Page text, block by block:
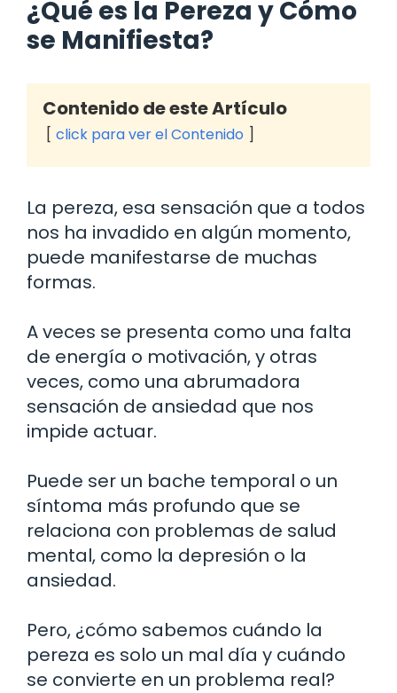
¿Qué es la Pereza y Cómo
se Manifiesta?
Contenido de este Artículo
click para ver el Contenido
La pereza, esa sensación que a todos
nos ha invadido en algún momento,
puede manifestarse de muchas
formas.
A veces se presenta como una falta
de energía o motivación, y otras
veces, como una abrumadora
sensación de ansiedad que nos
impide actuar.
Puede ser un bache temporal o un
síntoma más profundo que se
relaciona con problemas de salud
mental, como la depresión o la
ansiedad.
Pero, ¿cómo sabemos cuándo la
pereza es solo un mal día y cuándo
se convierte en un problema real?